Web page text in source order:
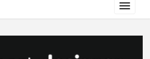
Toggle